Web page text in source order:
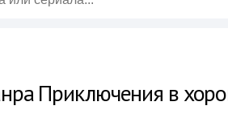
Приключения в